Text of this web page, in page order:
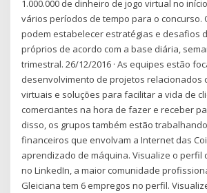
1.000.000 de dinheiro de jogo virtual no
vários períodos de tempo para o concurso.
podem estabelecer estratégias e desafios
próprios de acordo com a base diária,
trimestral. 26/12/2016 · As equipes estão
desenvolvimento de projetos relacionados
virtuais e soluções para facilitar a vida de
comerciantes na hora de fazer e receber
disso, os grupos também estão
financeiros que envolvam a Internet das
aprendizado de máquina. Visualize o perfil
no LinkedIn, a maior comunidade
Gleiciana tem 6 empregos no perfil.